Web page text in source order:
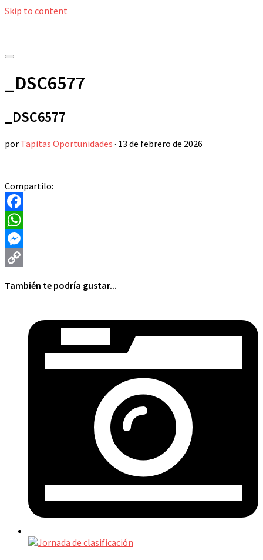
Skip to content
_DSC6577
_DSC6577
por Tapitas Oportunidades · 13 de febrero de 2026
Compartilo:
Facebook
WhatsApp
Messenger
También te podría gustar...